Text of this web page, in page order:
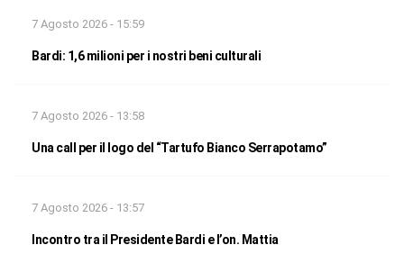
7 Agosto 2026 - 15:59
Bardi: 1,6 milioni per i nostri beni culturali
7 Agosto 2026 - 13:58
Una call per il logo del “Tartufo Bianco Serrapotamo”
7 Agosto 2026 - 13:57
Incontro tra il Presidente Bardi e l’on. Mattia